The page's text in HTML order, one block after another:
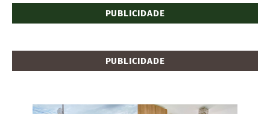
PUBLICIDADE
PUBLICIDADE